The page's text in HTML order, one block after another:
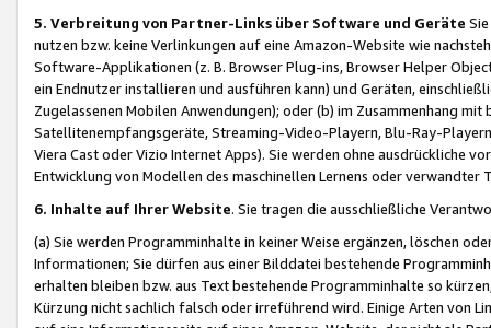
5. Verbreitung von Partner-Links über Software und Geräte
nutzen bzw. keine Verlinkungen auf eine Amazon-Website wie
Software-Applikationen (z. B. Browser Plug-ins, Browser Helper
ein Endnutzer installieren und ausführen kann) und Geräten,
Zugelassenen Mobilen Anwendungen); oder (b) im Zusammenhang
Satellitenempfangsgeräte, Streaming-Video-Playern, Blu-Ray-
Viera Cast oder Vizio Internet Apps). Sie werden ohne ausdrückliche
Entwicklung von Modellen des maschinellen Lernens oder
6. Inhalte auf Ihrer Website. Sie tragen die ausschließliche
(a) Sie werden Programminhalte in keiner Weise ergänzen, löschen
Informationen; Sie dürfen aus einer Bilddatei bestehende
erhalten bleiben bzw. aus Text bestehende Programminhalte so
Kürzung nicht sachlich falsch oder irreführend wird. Einige Arten von